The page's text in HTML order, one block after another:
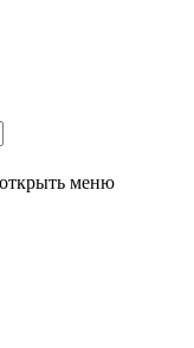
меню